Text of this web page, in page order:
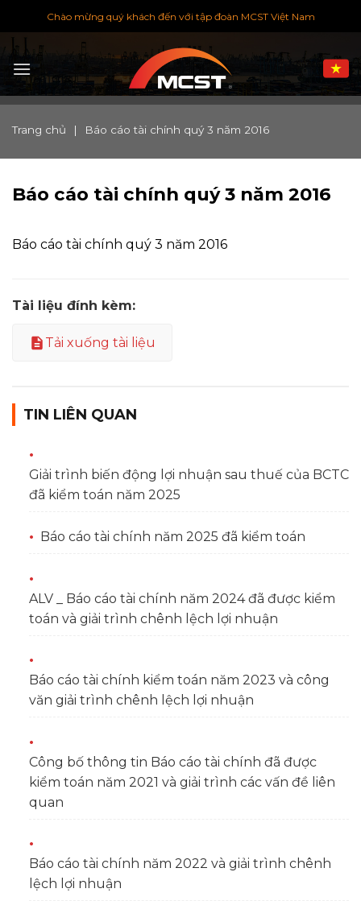
đến
nội
dung
Chào mừng quý khách đến với tập đoàn MCST Việt Nam
Trang chủ | Báo cáo tài chính quý 3 năm 2016
Báo cáo tài chính quý 3 năm 2016
Báo cáo tài chính quý 3 năm 2016
Tài liệu đính kèm:
Tải xuống tài liệu
TIN LIÊN QUAN
Giải trình biến động lợi nhuận sau thuế của BCTC
đã kiểm toán năm 2025
Báo cáo tài chính năm 2025 đã kiểm toán
ALV _ Báo cáo tài chính năm 2024 đã được kiểm
toán và giải trình chênh lệch lợi nhuận
Báo cáo tài chính kiểm toán năm 2023 và công
văn giải trình chênh lệch lợi nhuận
Công bố thông tin Báo cáo tài chính đã được
kiểm toán năm 2021 và giải trình các vấn đề liên
quan
Báo cáo tài chính năm 2022 và giải trình chênh
lệch lợi nhuận